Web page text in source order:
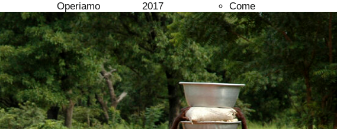
Marzo
2019
Ottobre
2019
Settembre
2020
Marzo
Operiamo
Realizzati
In Corso
Futuri
2017
Marzo
2018
Ottobre
2018
Marzo
2019
Ottobre
Come
sostenerci